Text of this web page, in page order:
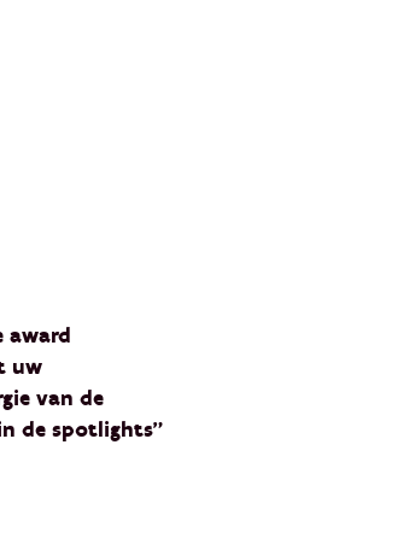
award
uw
van de
de spotlights”